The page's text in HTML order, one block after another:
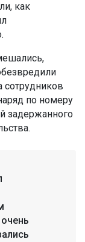
как
по номеру
задержанного